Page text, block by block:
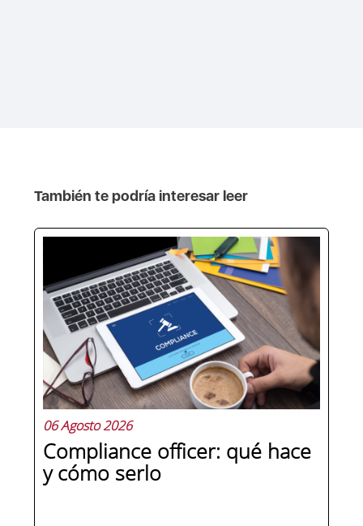
También te podría interesar leer
06 Agosto 2026
Compliance officer: qué hace
y cómo serlo